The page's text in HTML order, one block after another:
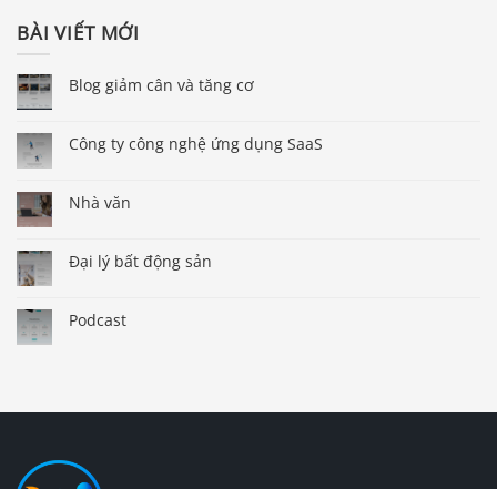
BÀI VIẾT MỚI
Blog giảm cân và tăng cơ
Công ty công nghệ ứng dụng SaaS
Nhà văn
Đại lý bất động sản
Podcast